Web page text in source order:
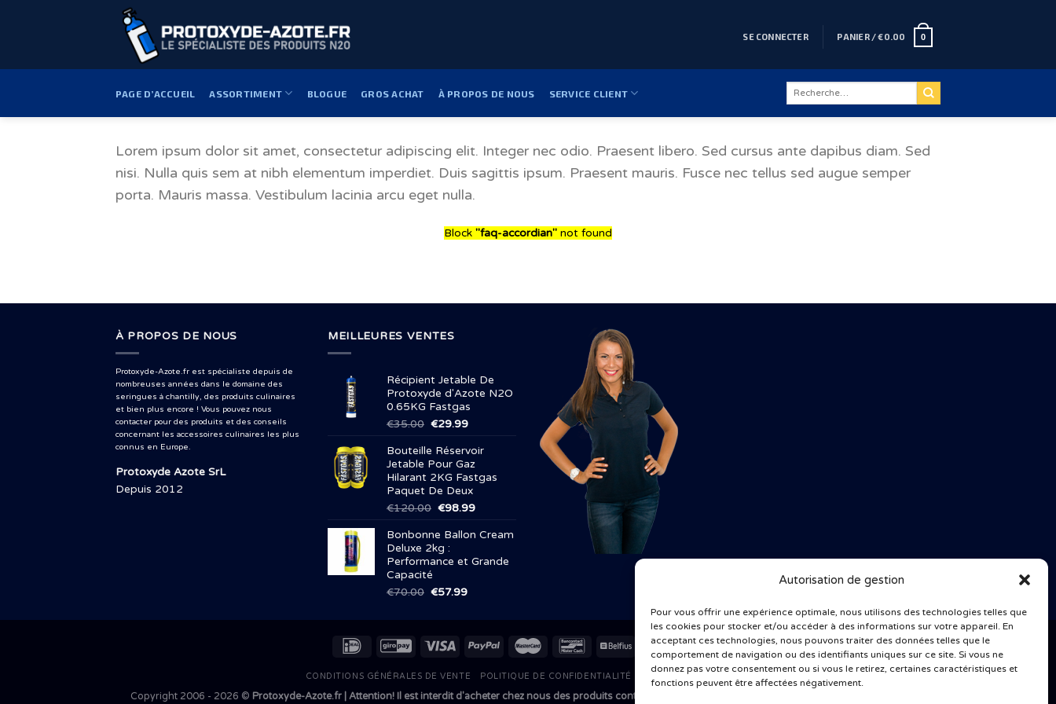
Autorisation de gestion
Pour vous offrir une expérience optimale, nous utilisons des technologies telles que
les cookies pour stocker et/ou accéder à des informations sur votre appareil. En
acceptant ces technologies, nous pouvons traiter des données telles que le
comportement de navigation ou des identifiants uniques sur ce site. Si vous ne
donnez pas votre consentement ou si vous le retirez, certaines caractéristiques et
fonctions peuvent être affectées négativement.
SE CONNECTER PANIER /€0.00 0
PAGE D’ACCUEIL ASSORTIMENT BLOGUE GROS ACHAT À PROPOS DE NOUS SERVICE CLIENT
Lorem ipsum dolor sit amet, consectetur adipiscing elit. Integer nec odio. Praesent libero. Sed cursus ante dapibus diam. Sed
nisi. Nulla quis sem at nibh elementum imperdiet. Duis sagittis ipsum. Praesent mauris. Fusce nec tellus sed augue semper
porta. Mauris massa. Vestibulum lacinia arcu eget nulla.
Block "faq-accordian" not found
À PROPOS DE NOUS
Protoxyde-Azote.fr est spécialiste depuis de
nombreuses années dans le domaine des
seringues à chantilly, des produits culinaires
et bien plus encore ! Vous pouvez nous
contacter pour des produits et des conseils
concernant les accessoires culinaires les plus
connus en Europe.
Protoxyde Azote SrL
Depuis 2012
MEILLEURES VENTES
Récipient Jetable De
Protoxyde d'Azote N2O
0.65KG Fastgas
€35.00 Le
initial
était :
€35.00.
€29.99Le
actuel
est :
€29.99.
Bouteille Réservoir
Jetable Pour Gaz
Hilarant 2KG Fastgas
Paquet De Deux
€120.00 Le
initial
était :
€120.00.
€98.99Le
actuel
€98.99.
Bonbonne Ballon Cream
Deluxe 2kg :
Performance et Grande
Capacité
€70.00 Le
initial
€70.00.
€57.99Le
actuel
€57.99.
CONDITIONS GÉNÉRALES DE VENTE POLITIQUE DE CONFIDENTIALITÉ POLITIQUE DE COOKIES
Copyright 2006 - 2026 © Protoxyde-Azote.fr | Attention! Il est interdit d'acheter chez nous des produits contenant du gaz N2O par des mineurs. Nous insistons également